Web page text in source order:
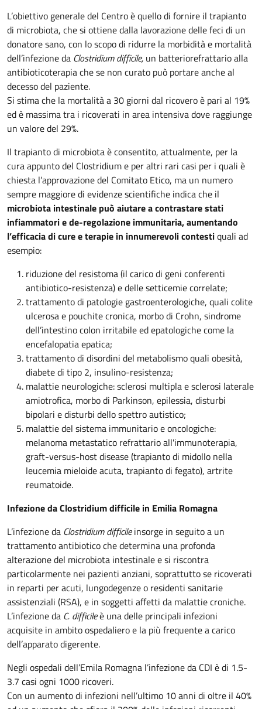
L’obiettivo generale del Centro è quello di fornire il trapianto
di microbiota, che si ottiene dalla lavorazione delle feci di un
donatore sano, con lo scopo di ridurre la morbidità e mortalità
dell’infezione da Clostridium difficile, un batteriorefrattario alla
antibioticoterapia che se non curato può portare anche al
decesso del paziente.
Si stima che la mortalità a 30 giorni dal ricovero è pari al 19%
ed è massima tra i ricoverati in area intensiva dove raggiunge
un valore del 29%.
Il trapianto di microbiota è consentito, attualmente, per la
cura appunto del Clostridium e per altri rari casi per i quali è
chiesta l’approvazione del Comitato Etico, ma un numero
sempre maggiore di evidenze scientifiche indica che il
microbiota intestinale può aiutare a contrastare stati
infiammatori e de-regolazione immunitaria, aumentando
l’efficacia di cure e terapie in innumerevoli contestiquali ad
esempio:
riduzione del resistoma (il carico di geni conferenti
antibiotico-resistenza) e delle setticemie correlate;
trattamento di patologie gastroenterologiche, quali colite
ulcerosa e pouchite cronica, morbo di Crohn, sindrome
dell’intestino colon irritabile ed epatologiche come la
encefalopatia epatica;
trattamento di disordini del metabolismo quali obesità,
diabete di tipo 2, insulino-resistenza;
malattie neurologiche: sclerosi multipla e sclerosi laterale
amiotrofica, morbo di Parkinson, epilessia, disturbi
bipolari e disturbi dello spettro autistico;
malattie del sistema immunitario e oncologiche:
melanoma metastatico refrattario all'immunoterapia,
graft-versus-host disease (trapianto di midollo nella
leucemia mieloide acuta, trapianto di fegato), artrite
reumatoide.
Infezione da Clostridium difficile in Emilia Romagna
L’infezione da Clostridium difficileinsorge in seguito a un
trattamento antibiotico che determina una profonda
alterazione del microbiota intestinale e si riscontra
particolarmente nei pazienti anziani, soprattutto se ricoverati
in reparti per acuti, lungodegenze o residenti sanitarie
assistenziali (RSA), e in soggetti affetti da malattie croniche.
L’infezione da C. difficileè una delle principali infezioni
acquisite in ambito ospedaliero e la più frequente a carico
dell’apparato digerente.
Negli ospedali dell’Emila Romagna l’infezione da CDI è di 1.5-
3.7 casi ogni 1000 ricoveri.
Con un aumento di infezioni nell’ultimo 10 anni di oltre il 40%